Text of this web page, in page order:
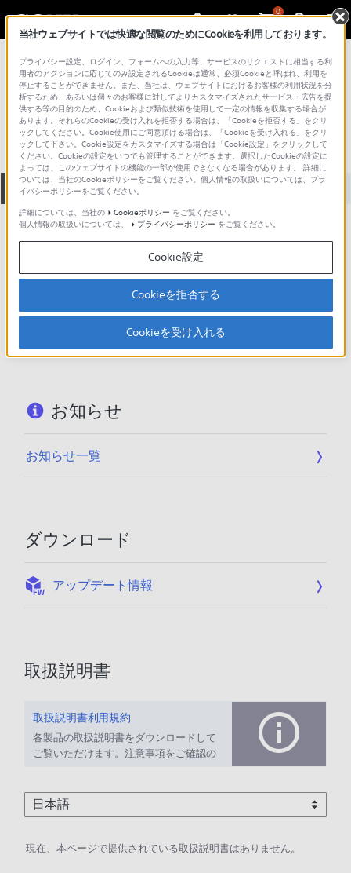
0
総合サポート・お問い合わせ SVD シリーズ
SVD1321BBJ
全て ダウンロード 取扱説明書 Q&A
製品に関する重要なお知らせ
お知らせ
製品に関する重要なお知らせ
重要なお知らせ一覧
お知らせ
お知らせ一覧
ダウンロード
アップデート情報
取扱説明書
取扱説明書利用規約
各製品の取扱説明書をダウンロードして
ご覧いただけます。注意事項をご確認の
現在、本ページで提供されている取扱説明書はありません。
当社ウェブサイトでは快適な閲覧のためにCookieを利用しております。
プライバシー設定、ログイン、フォームへの入力等、サービスのリクエストに相当する利
用者のアクションに応じてのみ設定されるCookieは通常、必須Cookieと呼ばれ、利用を
停止することができません。また、当社は、ウェブサイトにおけるお客様の利用状況を分
析するため、あるいは個々のお客様に対してよりカスタマイズされたサービス・広告を提
供する等の目的のため、Cookieおよび類似技術を使用して一定の情報を収集する場合が
あります。それらのCookieの受け入れを拒否する場合は、「Cookieを拒否する」をクリ
ックしてください。Cookie使用にご同意頂ける場合は、「Cookieを受け入れる」をクリ
ックして下さい。Cookie設定をカスタマイズする場合は「Cookie設定」をクリックして
ください。Cookieの設定をいつでも管理することができます。選択したCookieの設定に
よっては、このウェブサイトの機能の一部が使用できなくなる場合があります。 詳細に
ついては、当社のCookieポリシーをご覧ください。個人情報の取扱いについては、プラ
イバシーポリシーをご覧ください。
詳細については、当社の
Cookieポリシー をご覧ください。
個人情報の取扱いについては、
プライバシーポリシー をご覧ください。
Cookie設定
Cookieを拒否する
Cookieを受け入れる